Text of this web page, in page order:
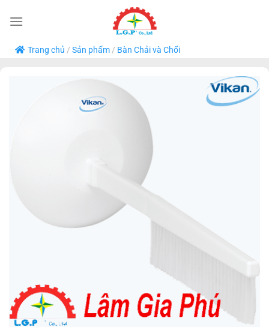
qua
dung
Trang chủ / Sản phẩm/ Bàn Chải và Chổi